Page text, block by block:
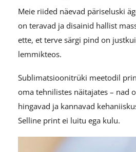
Meie riided näevad päriseluski
on teravad ja disainid hallist
ette, et terve särgi pind on
lemmikteos.
Sublimatsioonitrüki meetodil
oma tehnilistes näitajates – nad
hingavad ja kannavad
Selline print ei luitu ega kulu.